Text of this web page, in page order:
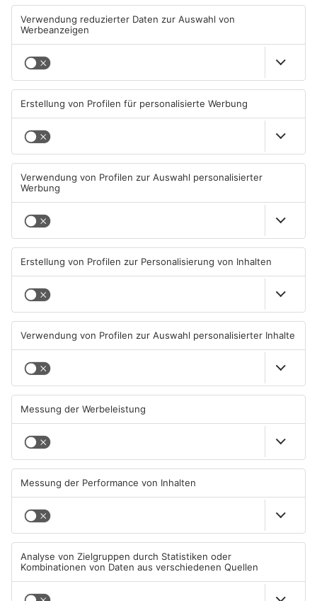
Mehr aus
Primaveraland
TOPNEWS
Schwimmbäder im
Primaveraland weisen teils
erhebliche Mängel auf
06.08.2026, 06:37 UHR IN
PRIMAVERALAND
TOPNEWS
weiterhin sehr hoch
06.08.2026, 06:34 UHR IN
PRIMAVERALAND
Brände in Seligenstadt,
Waldaschaff und zwischen
Hanau und Kahl
PRIMAVERALAND
leiden unter Trockenheit
04.08.2026, 15:07 UHR IN
TOPNEWS